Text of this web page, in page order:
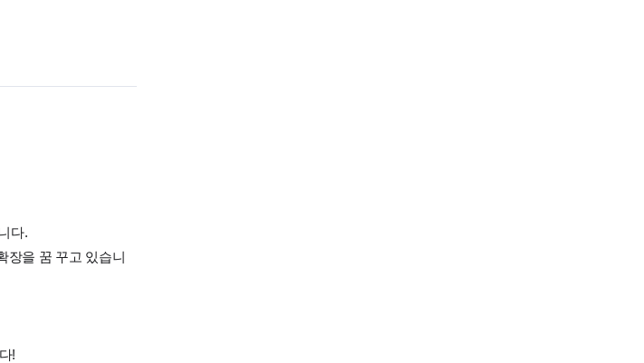
다.
장을 꿈 꾸고 있습니
!